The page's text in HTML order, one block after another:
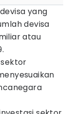
yang
devisa
atau